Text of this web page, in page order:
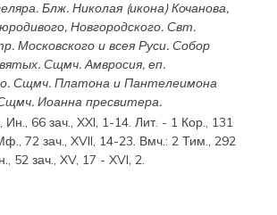
. Блж. Николая(икона) Кочанова,
Новгородского. Свт.
Московского и всея Руси. Собор
. Сщмч.Амвросия, еп.
Сщмч. Платонаи Пантелеимона
Иоаннапресвитера.
Ин., 66 зач., XXI, 1-14. Лит. - 1 Кор., 131
72 зач., XVII, 14-23. Вмч.: 2 Тим., 292
52 зач., XV, 17 - XVI, 2.